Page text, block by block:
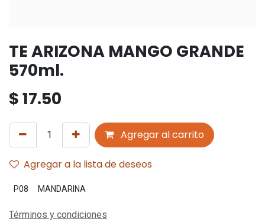
TE ARIZONA MANGO GRANDE
570ml.
$17.50
Agregar al carrito
Agregar a la lista de deseos
P08 MANDARINA
Términos y condiciones